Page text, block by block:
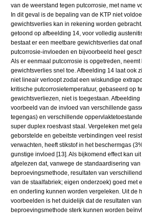
van de weerstand tegen putcorrosie, met name
In dit geval is de bepaling van de KTP niet
gewichtsverlies kan in rekening worden
getoond op afbeelding 14, voor volledig
bestaat er een meetbare gewichtsverlies dat
putcorrosie-invloeden en bijvoorbeeld heel
Als er eenmaal putcorrosie is opgetreden, neemt
gewichtsverlies snel toe. Afbeelding 14 laat ook
niet lineair verloopt zodat een wiskundige
kritische putcorrosietemperatuur, gebaseerd op
gewichtsverliezen, niet is toegestaan.
voorbeeld van de invloed van verschillende
tegengas) en verschillende
super duplex roestvast staal. Vergeleken met
geborstelde en gebeitste verbindingen veel
verwachten, heeft stikstof in het beschermgas
gunstige invloed [13]. Als bijkomend effect kan
afgelezen dat, vanwege de standaardisering van
beproevingsmethode, resultaten van
van de staalfabriek; eigen onderzoek) goed met
en onderling kunnen worden vergeleken. Uit de
voorbeelden is het duidelijk dat de resultaten
beproevingsmethode sterk kunnen worden